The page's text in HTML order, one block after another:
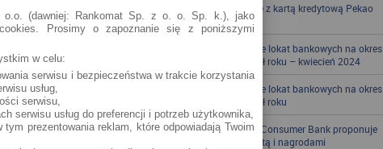
5.
Zbieraj mile z kartą kredytową Pekao
S.A.
Porównanie lokat bankowych na okres
powyżej pół roku – kwiecień 2024
Porównanie lokat bankowych na okres
powyżej pół roku
8.
Santander Consumer Bank proponuje
jesień z kartą i nagrodami
o.o. (dawniej: Rankomat Sp. z o. o. Sp. k.), jako
Prosimy o zapoznanie się z poniższymi
w celu:
serwisu i bezpieczeństwa w trakcie korzystania
usług,
serwisu,
serwisu usług do preferencji i potrzeb użytkownika,
tym prezentowania reklam, które odpowiadają Twoim